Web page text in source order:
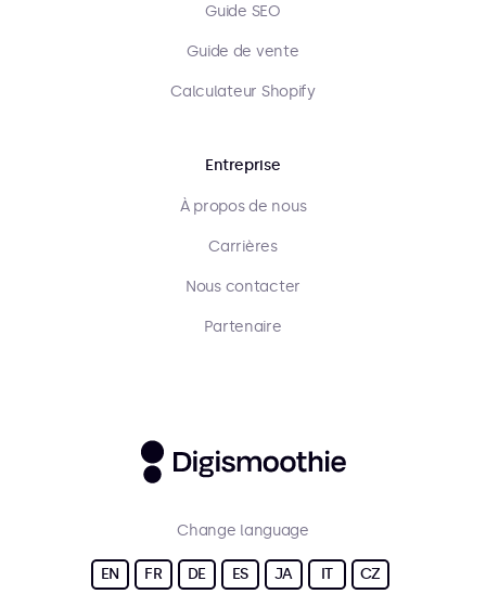
Guide SEO
Guide de vente
Calculateur Shopify
Entreprise
À propos de nous
Carrières
Nous contacter
Partenaire
Change language
EN FR DE ES JA IT CZ